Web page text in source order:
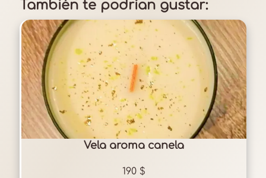
También te podrían gustar:
Vela aroma canela
190 $